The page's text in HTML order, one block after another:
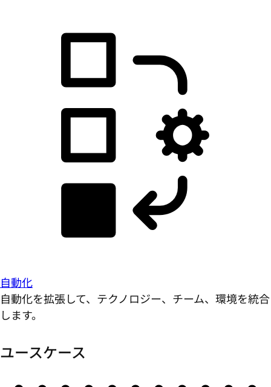
自動化
自動化を拡張して、テクノロジー、チーム、環境を統合
します。
ユースケース